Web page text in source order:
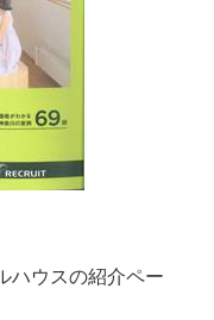
ハウスの紹介ペー